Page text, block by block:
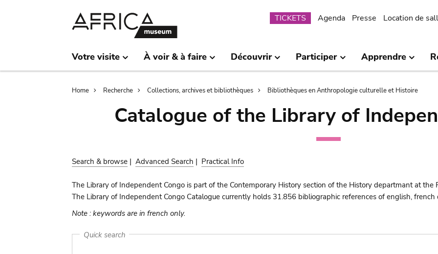
Submenu
TICKETS Agenda Presse Location de
Votre visite À voir & à faire Découvrir Participer Apprendre
Breadcrumb
Home Recherche Collections, archives et bibliothèques Bibliothèques en Anthropologie culturelle et Histoire
Catalogue of the Library of
Search & browse | Advanced Search | Practical Info
The Library of Independent Congo is part of the Contemporary History section of the History departmant at the
The Library of Independent Congo Catalogue currently holds 31.856 bibliographic references of english, french
Note : keywords are in french only.
Quick search